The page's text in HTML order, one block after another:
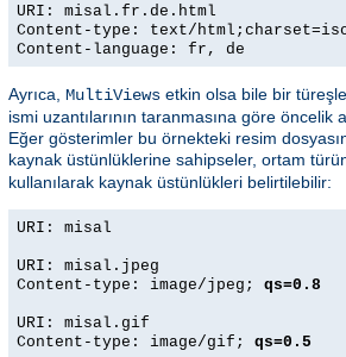
URI: misal.fr.de.html
Content-type: text/
Content-language: fr, de
Ayrıca, MultiViews etkin olsa bile bir
ismi uzantılarının taranmasına göre öncelik
Eğer gösterimler bu örnekteki resim
kaynak üstünlüklerine sahipseler, ortam
kullanılarak kaynak üstünlükleri belirtilebilir:
URI: misal
URI: misal.jpeg
Content-type: image/jpeg; qs=0.8
URI: misal.gif
Content-type: image/gif; qs=0.5